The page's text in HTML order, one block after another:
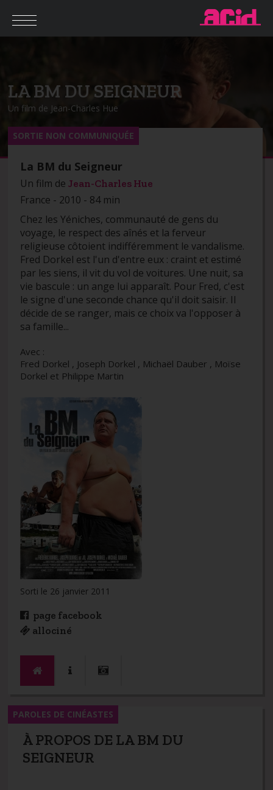
LA BM DU SEIGNEUR
Un film de Jean-Charles Hue
La BM du Seigneur
Un film deJean-Charles Hue
France - 2010 - 84 min
Chez les Yéniches, communauté de gens du
voyage, le respect des aînés et la ferveur
religieuse côtoient indifféremment le vandalisme.
Fred Dorkel est l'un d'entre eux : craint et estimé
par les siens, il vit du vol de voitures. Une nuit, sa
vie bascule : un ange lui apparaît. Pour Fred, c'est
le signe d'une seconde chance qu'il doit saisir. Il
décide de se ranger, mais ce choix va l'opposer à
sa famille...
Avec :
Fred Dorkel , Joseph Dorkel , Michaël Dauber , Moïse
Dorkel et Philippe Martin
Sorti le 26 janvier 2011
page facebook
allociné
SORTIE NON COMMUNIQUÉE
À PROPOS DE LA BM DU
SEIGNEUR
PAROLES DE CINÉASTES